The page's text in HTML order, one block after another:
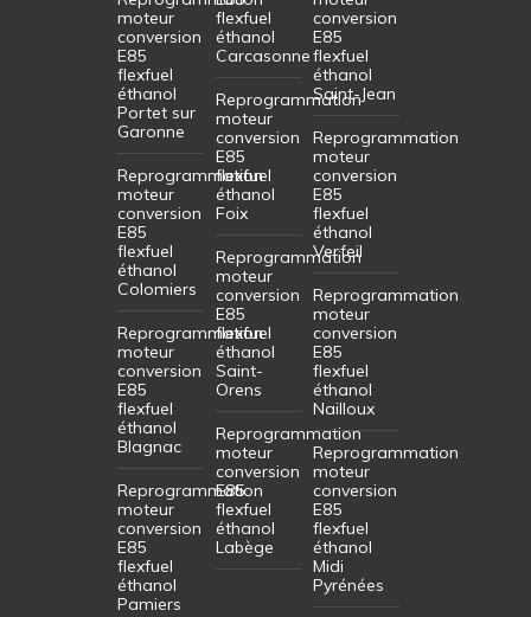
moteur
conversion
E85
flexfuel
éthanol
Portet sur
Garonne
Reprogrammation
moteur
conversion
E85
flexfuel
éthanol
Colomiers
Reprogrammation
moteur
conversion
E85
flexfuel
éthanol
Blagnac
Reprogrammation
moteur
conversion
E85
flexfuel
éthanol
Pamiers
flexfuel
éthanol
Carcasonne
Reprogrammation
moteur
conversion
E85
flexfuel
éthanol
Foix
Reprogrammation
moteur
conversion
E85
flexfuel
éthanol
Saint-
Orens
Reprogrammation
moteur
conversion
E85
flexfuel
éthanol
Labège
conversion
E85
flexfuel
éthanol
Saint-Jean
Reprogrammation
moteur
conversion
E85
flexfuel
éthanol
Verfeil
Reprogrammation
moteur
conversion
E85
flexfuel
éthanol
Nailloux
Reprogrammation
moteur
conversion
E85
flexfuel
éthanol
Midi
Pyrénées